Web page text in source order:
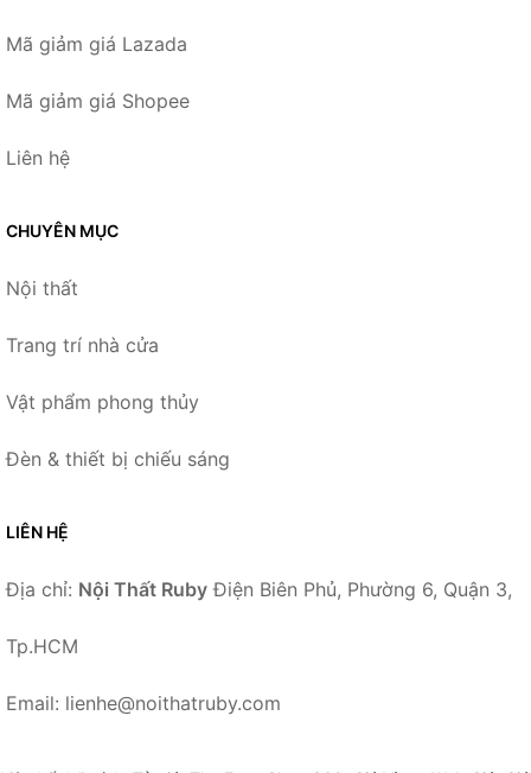
Mã giảm giá Lazada
Mã giảm giá Shopee
Liên hệ
CHUYÊN MỤC
Nội thất
Trang trí nhà cửa
Vật phẩm phong thủy
Đèn & thiết bị chiếu sáng
LIÊN HỆ
Địa chỉ: Nội Thất Ruby Điện Biên Phủ, Phường 6, Quận 3,
Tp.HCM
Email: lienhe@noithatruby.com